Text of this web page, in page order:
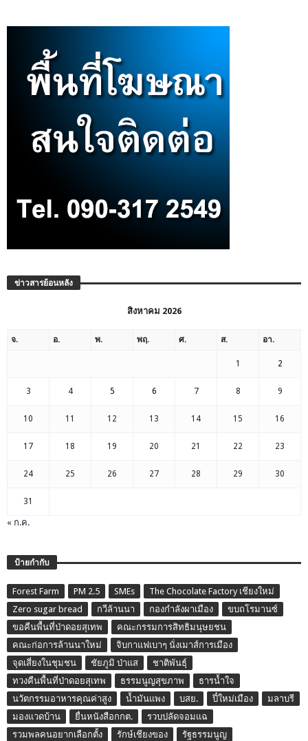
ข่าวสารย้อนหลัง
สิงหาคม 2026
จ. อ. พ. พฤ. ศ. ส. อา.
1 2
3 4 5 6 7 8 9
10 11 12 13 14 15 16
17 18 19 20 21 22 23
24 25 26 27 28 29 30
31
« ก.ค.
ป้ายกำกับ
Forest Farm PM 2.5 SMEs
The Chocolate Factory เชียงใหม่
Zero sugar bread
กวีล้านนา กองกำลังผาเมือง
ขบถโรมานซ์
ขอคืนพื้นที่ป่าดอยสุเทพ
คณะกรรมการสิทธิมนุษยชน
คณะก่อการล้านนาใหม่
จิบกาแฟเบาๆ นั่งเมาส์การเมือง
จุดเสี่ยงในชุมชน
ชัยภูมิ ป่าแส
ชาติพันธุ์
ทวงคืนพื้นที่ป่าดอยสุเทพ
ธรรมนูญสุขภาพ
ธารน้ำใจ
นวัตกรรมอาหารคุณค่าสูง
น้ำมันแพง บสย. ปี๋ใหม่เมือง
มลาบรี
มองแวดบ้าน
ยื่นหนังสือกกต.
รวบปลัดจอมแฉ
รวมพลคนอยากเลือกตั้ง
รักษ์เชียงของ รัฐธรรมนูญ